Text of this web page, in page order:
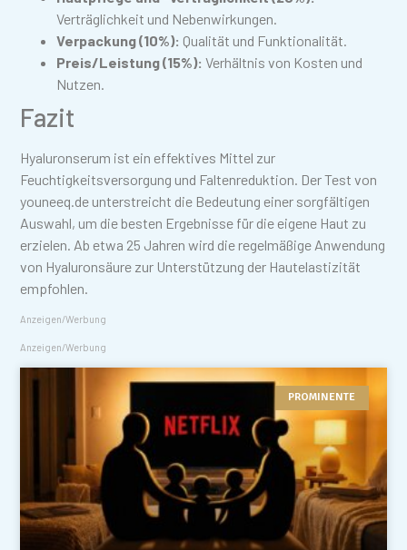
Verträglichkeit und Nebenwirkungen.
Verpackung (10%): Qualität und Funktionalität.
Preis/Leistung (15%): Verhältnis von Kosten und
Nutzen.
Fazit
Hyaluronserum ist ein effektives Mittel zur
Feuchtigkeitsversorgung und Faltenreduktion. Der Test von
youneeq.de unterstreicht die Bedeutung einer sorgfältigen
Auswahl, um die besten Ergebnisse für die eigene Haut zu
erzielen. Ab etwa 25 Jahren wird die regelmäßige Anwendung
von Hyaluronsäure zur Unterstützung der Hautelastizität
empfohlen.
Anzeigen/Werbung
Anzeigen/Werbung
PROMINENTE